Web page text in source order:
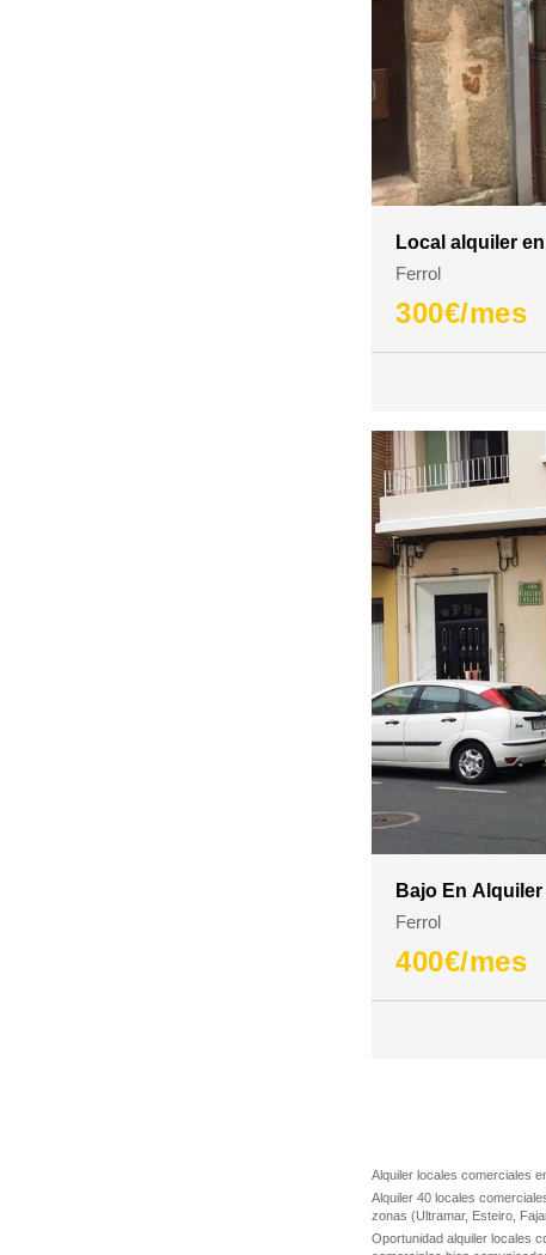
Local alquiler
300€/mes
Ferrol
Bajo En
400€/mes
Ferrol
Alquiler locales comerciales
Alquiler 40 locales
zonas (Ultramar, Esteiro,
Oportunidad alquiler locales